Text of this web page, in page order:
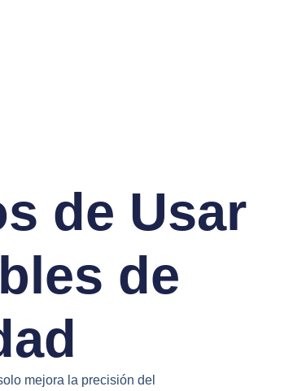
de Usar
de
mejora la precisión del